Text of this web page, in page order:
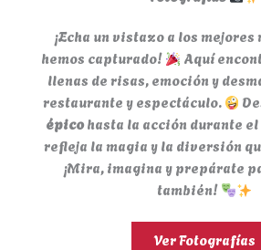
¡Echa un vistazo a los mejores
hemos capturado!
Aquí
llenas de risas, emoción y
restaurante y espectáculo.
épicohasta la acción durante
refleja la magia y la diversión
¡Mira, imagina y prepárate
también!
Ver Fotografías